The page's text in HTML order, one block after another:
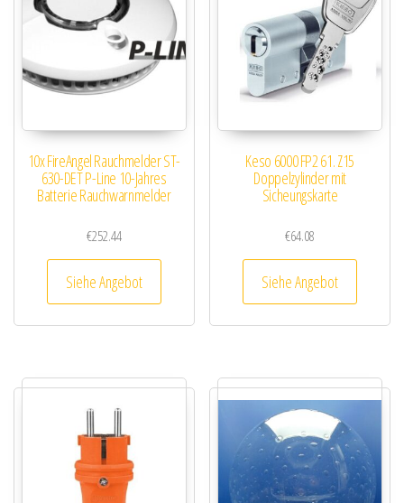
10x FireAngel Rauchmelder ST-
630-DET P-Line 10-Jahres
Batterie Rauchwarnmelder
€252.44
Siehe Angebot
Keso 6000 FP2 61. Z15
Doppelzylinder mit
Sicheungskarte
€64.08
Siehe Angebot